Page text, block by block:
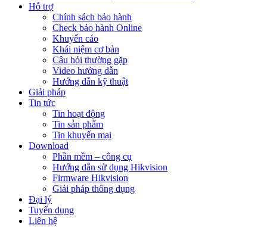
Hỗ trợ
Chính sách bảo hành
Check bảo hành Online
Khuyến cáo
Khái niệm cơ bản
Câu hỏi thường gặp
Video hướng dẫn
Hướng dẫn kỹ thuật
Giải pháp
Tin tức
Tin hoạt động
Tin sản phẩm
Tin khuyến mại
Download
Phần mềm – công cụ
Hướng dẫn sử dụng Hikvision
Firmware Hikvision
Giải pháp thông dụng
Đại lý
Tuyển dụng
Liên hệ